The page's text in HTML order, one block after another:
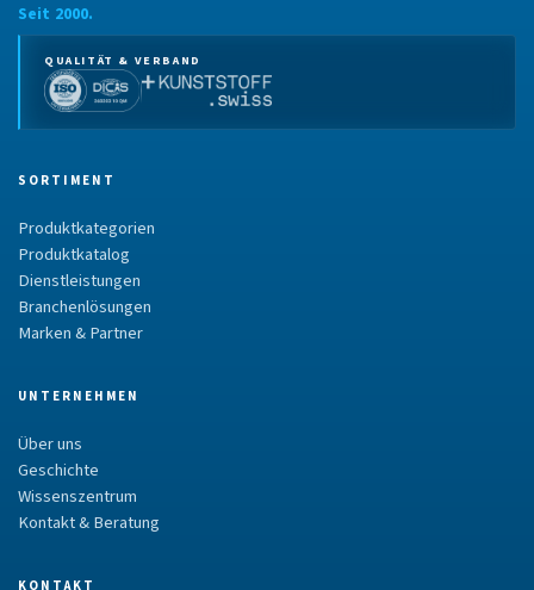
Seit 2000.
QUALITÄT & VERBAND
SORTIMENT
Produktkategorien
Produktkatalog
Dienstleistungen
Branchenlösungen
Marken & Partner
UNTERNEHMEN
Über uns
Geschichte
Wissenszentrum
Kontakt & Beratung
KONTAKT